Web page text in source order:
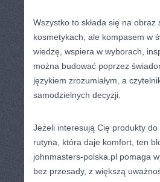
Wszystko to składa się na
kosmetykach, ale kompasem w
wiedzę, wspiera w wyborach,
można budować poprzez
językiem zrozumiałym, a
samodzielnych decyzji.
Jeżeli interesują Cię produkty
rutyna, która daje komfort, ten
johnmasters-polska.pl pomaga
bez przesady, z większą